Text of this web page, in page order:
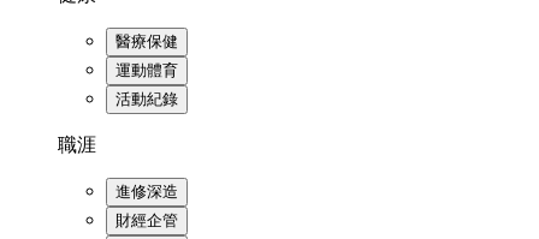
醫療保健
運動體育
活動紀錄
職涯
進修深造
財經企管